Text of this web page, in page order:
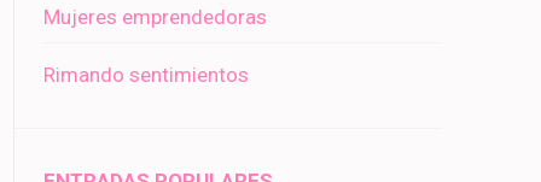
Mujeres emprendedoras
Rimando sentimientos